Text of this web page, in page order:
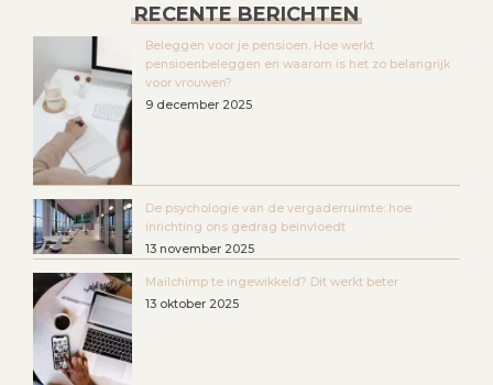
RECENTE BERICHTEN
Beleggen voor je pensioen. Hoe werkt
pensioenbeleggen en waarom is het zo belangrijk
voor vrouwen?
9 december 2025
De psychologie van de vergaderruimte: hoe
inrichting ons gedrag beïnvloedt
13 november 2025
Mailchimp te ingewikkeld? Dit werkt beter
13 oktober 2025